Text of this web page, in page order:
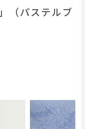
（パステルブ